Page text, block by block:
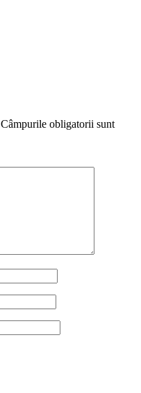
Câmpurile obligatorii sunt